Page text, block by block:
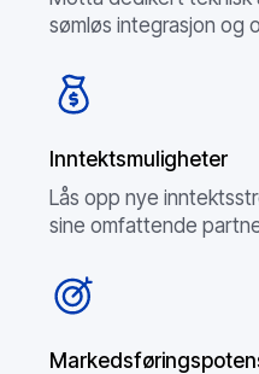
sømløs integrasjon og
Inntektsmuligheter
Lås opp nye
sine omfattende